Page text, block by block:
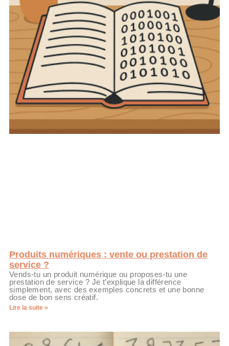
Produits numériques : vente ou prestation de
service ?
Vends-tu un produit numérique ou proposes-tu une
prestation de service ? Je t’explique la différence
simplement, avec des exemples concrets et une bonne
dose de bon sens créatif.
Lire la suite »